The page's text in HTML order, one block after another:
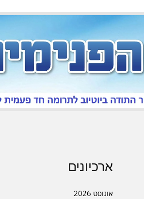
ארכיונים
אוגוסט 2026